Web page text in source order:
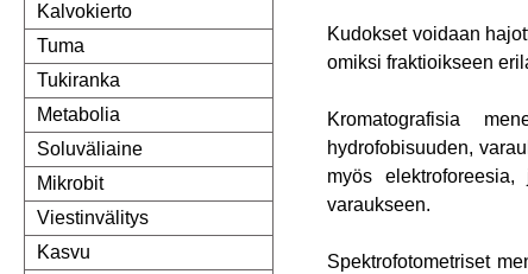
Kalvokierto
Tuma
Tukiranka
Metabolia
Soluväliaine
Mikrobit
Viestinvälitys
Kasvu
Kudokset voidaan
omiksi fraktioikseen
Kromatografisia
hydrofobisuuden,
myös
varaukseen.
Spektrofotometriset